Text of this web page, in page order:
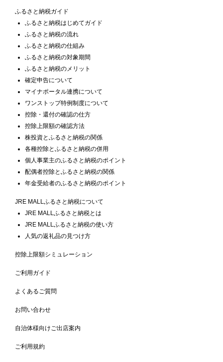
ふるさと納税ガイド
ふるさと納税はじめてガイド
ふるさと納税の流れ
ふるさと納税の仕組み
ふるさと納税の対象期間
ふるさと納税のメリット
確定申告について
マイナポータル連携について
ワンストップ特例制度について
控除・還付の確認の仕方
控除上限額の確認方法
株投資とふるさと納税の関係
各種控除とふるさと納税の併用
個人事業主のふるさと納税のポイント
配偶者控除とふるさと納税の関係
年金受給者のふるさと納税のポイント
JRE MALLふるさと納税について
JRE MALLふるさと納税とは
JRE MALLふるさと納税の使い方
人気の返礼品の見つけ方
控除上限額シミュレーション
ご利用ガイド
よくあるご質問
お問い合わせ
自治体様向けご出店案内
ご利用規約